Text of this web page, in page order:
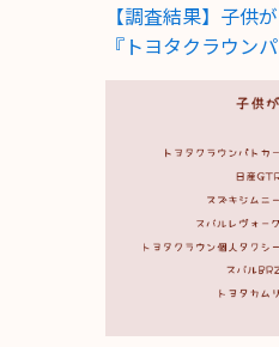
【調査結果】子供
『トヨタクラウン